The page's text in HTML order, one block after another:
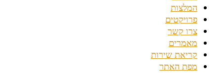
המלצות
פרויקטים
צרו קשר
מאמרים
קריאת שירות
מפת האתר